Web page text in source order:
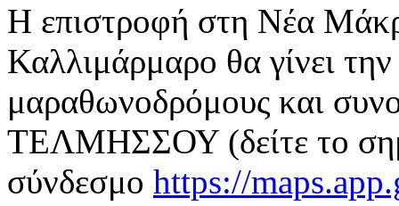
Η επιστροφή στη Νέα
Καλλιμάρμαρο θα γίνει
μαραθωνοδρόμους και
ΤΕΛΜΗΣΣΟΥ (δείτε το
σύνδεσμο https://